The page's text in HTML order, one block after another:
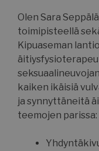
Olen Sara
toimipisteellä
Kipuaseman
kaiken ikäisiä
ja synnyttäneitä
teemojen parissa: